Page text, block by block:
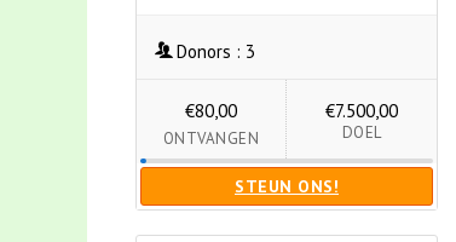
Donors : 3
€80,00
ONTVANGEN
€7.500,00
DOEL
STEUN ONS!